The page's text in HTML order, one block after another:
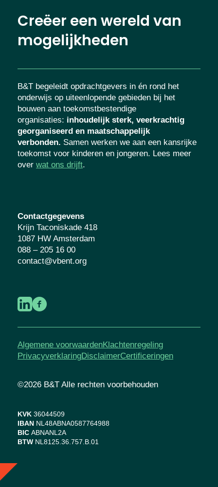
Creëer een wereld van
mogelijkheden
B&T begeleidt opdrachtgevers in én rond het
onderwijs op uiteenlopende gebieden bij het
bouwen aan toekomstbestendige
organisaties: inhoudelijk sterk, veerkrachtig
georganiseerd en maatschappelijk
verbonden. Samen werken we aan een kansrijke
toekomst voor kinderen en jongeren. Lees meer
over wat ons drijft.
Contactgegevens
Krijn Taconiskade 418
1087 HW Amsterdam
088 – 205 16 00
contact@vbent.org
Algemene voorwaardenKlachtenregeling
PrivacyverklaringDisclaimerCertificeringen
©2026 B&T Alle rechten voorbehouden
KVK 36044509
IBAN NL48ABNA0587764988
BIC ABNANL2A
BTW NL8125.36.757.B.01